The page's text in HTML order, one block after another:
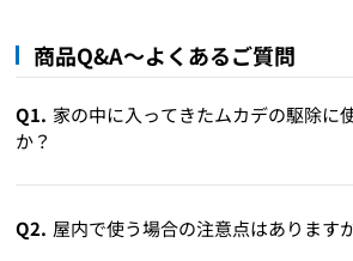
商品Q&A～よくあるご質問
Q1. 家の中に入ってきたムカデの駆除に
か？
Q2. 屋内で使う場合の注意点はあります